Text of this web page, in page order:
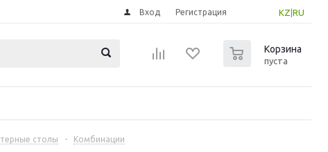
KZ RU
Вход Регистрация
Корзина
пуста
столы - Комбинации